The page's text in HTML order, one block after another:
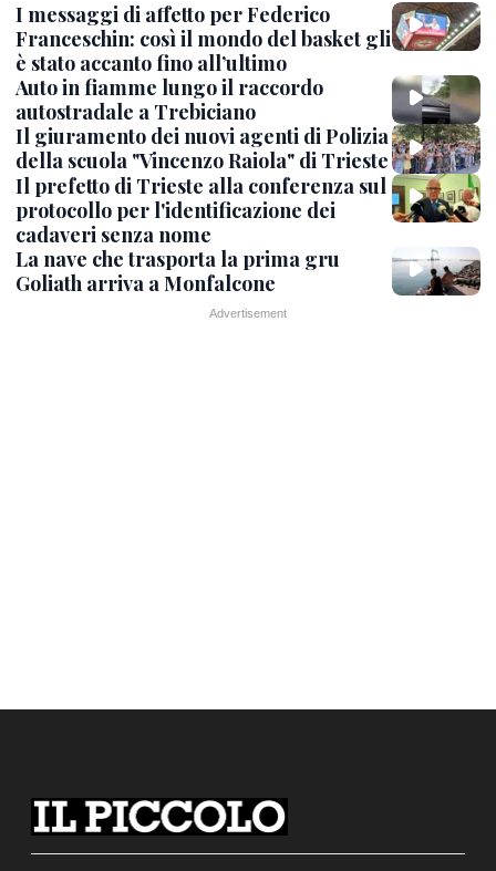
I messaggi di affetto per Federico
Franceschin: così il mondo del basket gli
è stato accanto fino all’ultimo
Auto in fiamme lungo il raccordo
autostradale a Trebiciano
Il giuramento dei nuovi agenti di Polizia
della scuola "Vincenzo Raiola" di Trieste
Il prefetto di Trieste alla conferenza sul
protocollo per l'identificazione dei
cadaveri senza nome
La nave che trasporta la prima gru
Goliath arriva a Monfalcone